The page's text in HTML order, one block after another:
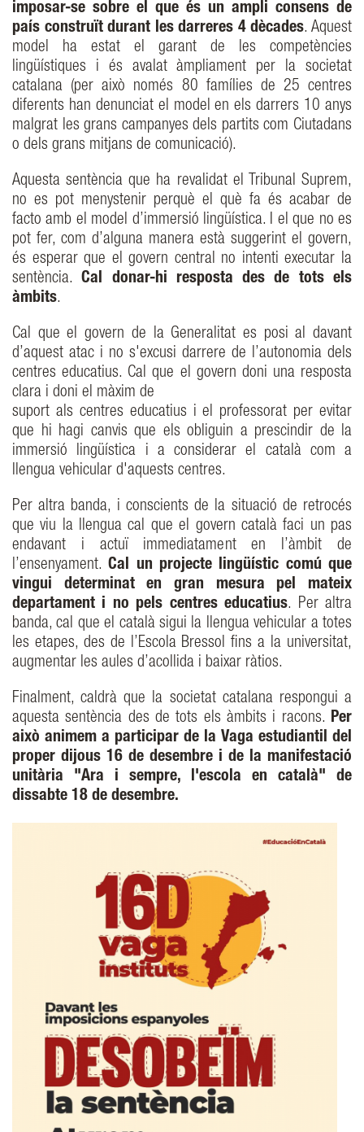
imposar-se sobre el que és un ampli consens de
país construït durant les darreres 4 dècades. Aquest
model ha estat el garant de les competències
lingüístiques i és avalat àmpliament per la societat
catalana (per això només 80 famílies de 25 centres
diferents han denunciat el model en els darrers 10 anys
malgrat les grans campanyes dels partits com Ciutadans
o dels grans mitjans de comunicació).
Aquesta sentència que ha revalidat el Tribunal Suprem,
no es pot menystenir perquè el què fa és acabar de
facto amb el model d’immersió lingüística. I el que no es
pot fer, com d’alguna manera està suggerint el govern,
és esperar que el govern central no intenti executar la
sentència.Cal donar-hi resposta des de tots els
àmbits.
Cal que el govern de la Generalitat es posi al davant
d’aquest atac i no s'excusi darrere de l’autonomia dels
centres educatius. Cal que el govern doni una resposta
clara i doni el màxim de
suport als centres educatius i el professorat per evitar
que hi hagi canvis que els obliguin a prescindir de la
immersió lingüística i a considerar el català com a
llengua vehicular d'aquests centres.
Per altra banda, i conscients de la situació de retrocés
que viu la llengua cal que el govern català faci un pas
endavant i actuï immediatament en l’àmbit de
l’ensenyament.Cal un projecte lingüístic comú que
vingui determinat en gran mesura pel mateix
departament i no pels centres educatius. Per altra
banda, cal que el català sigui la llengua vehicular a totes
les etapes, des de l’Escola Bressol fins a la universitat,
augmentar les aules d’acollida i baixar ràtios.
Finalment, caldrà que la societat catalana respongui a
aquesta sentència des de tots els àmbits i racons. Per
això animem a participar de la Vaga estudiantil del
proper dijous 16 de desembre i de la manifestació
unitària "Ara i sempre, l'escola en català" de
dissabte 18 de desembre.